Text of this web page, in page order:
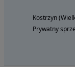
Kostrzyn
Prywatny